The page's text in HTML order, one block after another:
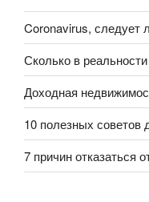
Coronavirus, следует
Сколько в
Доходная
10 полезных советов
7 причин отказаться